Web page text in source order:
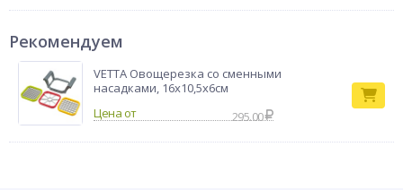
Рекомендуем
VETTA Овощерезка со сменными
насадками, 16х10,5х6см
295.00